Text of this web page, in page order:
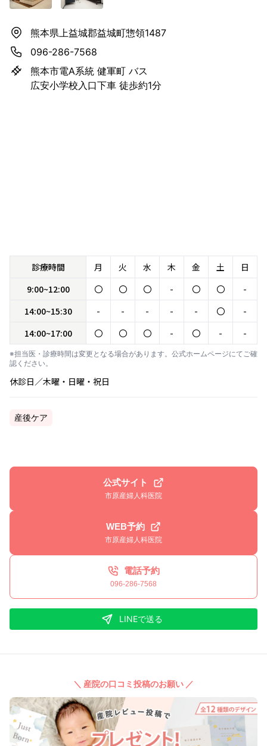
熊本県上益城郡益城町惣領1487
096-286-7568
熊本市電A系統 健軍町 バス
広安小学校入口下車 徒歩約1分
診療時間 月 火 水 木 金 土
日
9:00~12:00
〇 〇 〇 - 〇 〇
-
14:00~15:30
- - - - - 〇
-
14:00~17:00
〇 〇 〇 - 〇 - -
※担当医・診療時間は変更となる場合があります。公式ホームページにてご確
認ください。
休診日／木曜・日曜・祝日
産後ケア
公式サイト
市原産婦人科医院
WEB予約
市原産婦人科医院
電話予約
096-286-7568
LINEで送る
＼ 産院の口コミ投稿のお願い ／